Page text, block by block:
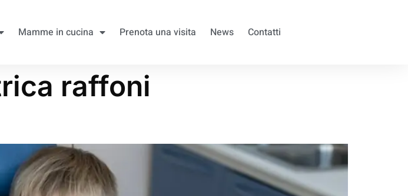
Mamme in cucina Prenota una visita News Contatti
raffoni